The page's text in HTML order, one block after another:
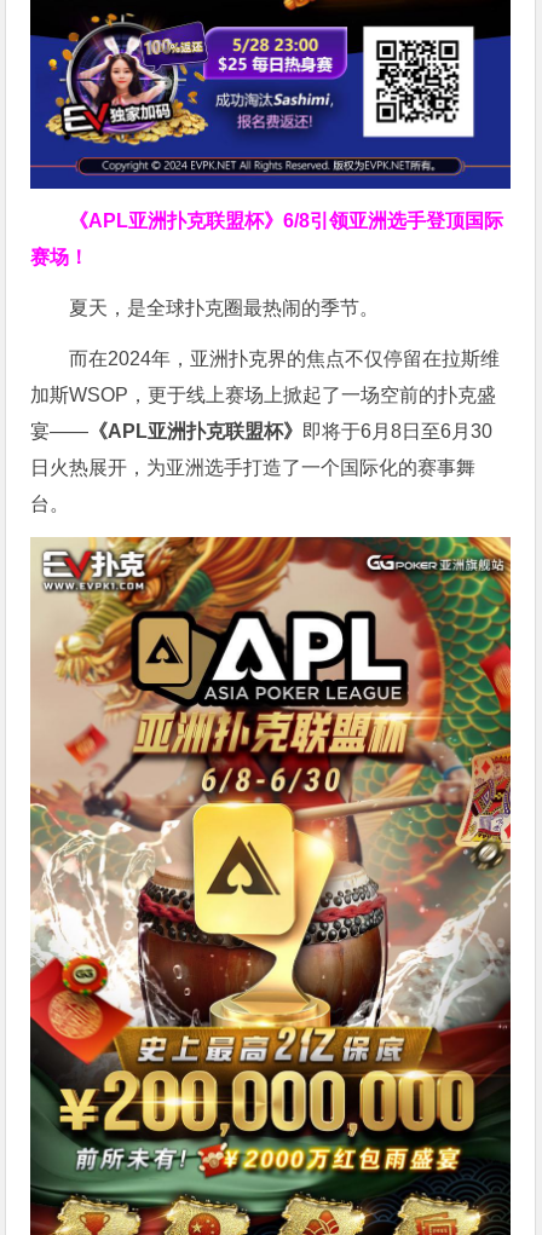
《APL亚洲扑克联盟杯》6/8引领亚洲选手登顶国际
赛场！
夏天，是全球扑克圈最热闹的季节。
而在2024年，亚洲扑克界的焦点不仅停留在拉斯维
加斯WSOP，更于线上赛场上掀起了一场空前的扑克盛
宴—— 《APL亚洲扑克联盟杯》 即将于6月8日至6月30
日火热展开，为亚洲选手打造了一个国际化的赛事舞
台。